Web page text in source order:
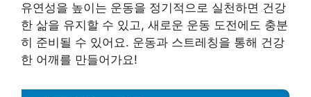
유연성을 높이는 운동을 정기적으로 실천하면 건강
한 삶을 유지할 수 있고, 새로운 운동 도전에도 충분
히 준비될 수 있어요. 운동과 스트레칭을 통해 건강
한 어깨를 만들어가요!